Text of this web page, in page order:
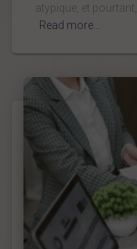
atypique, et
Read more…